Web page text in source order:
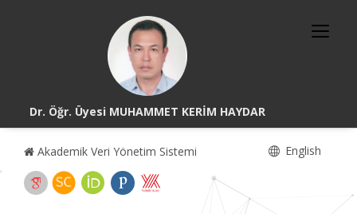
Dr. Öğr. Üyesi MUHAMMET KERİM HAYDAR
Akademik Veri Yönetim Sistemi English